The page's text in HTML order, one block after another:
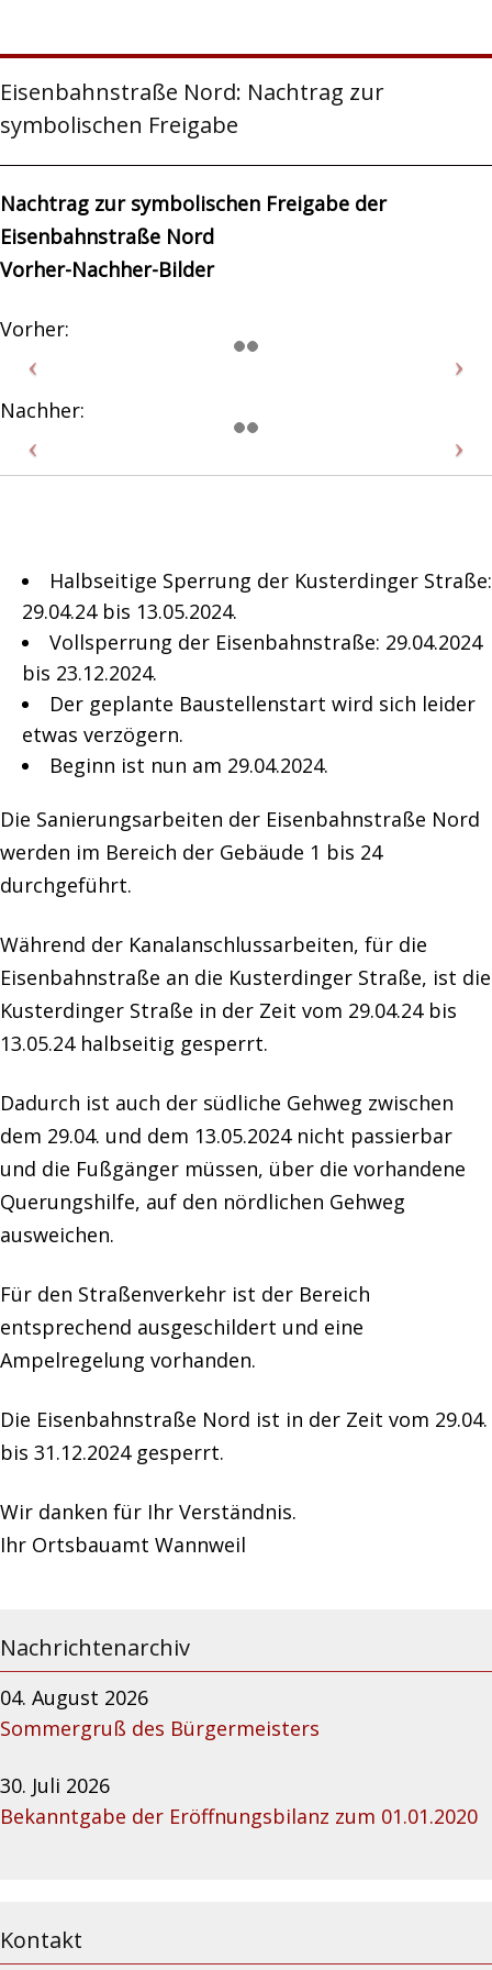
Eisenbahnstraße Nord: Nachtrag zur
symbolischen Freigabe
Nachtrag zur symbolischen Freigabe der
Eisenbahnstraße Nord
Vorher-Nachher-Bilder
Vorher:
Nachher:
Halbseitige Sperrung der Kusterdinger Straße:
29.04.24 bis 13.05.2024.
Vollsperrung der Eisenbahnstraße: 29.04.2024
bis 23.12.2024.
Der geplante Baustellenstart wird sich leider
etwas verzögern.
Beginn ist nun am 29.04.2024.
Die Sanierungsarbeiten der Eisenbahnstraße Nord
werden im Bereich der Gebäude 1 bis 24
durchgeführt.
Während der Kanalanschlussarbeiten, für die
Eisenbahnstraße an die Kusterdinger Straße, ist die
Kusterdinger Straße in der Zeit vom 29.04.24 bis
13.05.24 halbseitig gesperrt.
Dadurch ist auch der südliche Gehweg zwischen
dem 29.04. und dem 13.05.2024 nicht passierbar
und die Fußgänger müssen, über die vorhandene
Querungshilfe, auf den nördlichen Gehweg
ausweichen.
Für den Straßenverkehr ist der Bereich
entsprechend ausgeschildert und eine
Ampelregelung vorhanden.
Die Eisenbahnstraße Nord ist in der Zeit vom 29.04.
bis 31.12.2024 gesperrt.
Wir danken für Ihr Verständnis.
Ihr Ortsbauamt Wannweil
Nachrichtenarchiv
04. August 2026
Sommergruß des Bürgermeisters
30. Juli 2026
Bekanntgabe der Eröffnungsbilanz zum 01.01.2020
Kontakt